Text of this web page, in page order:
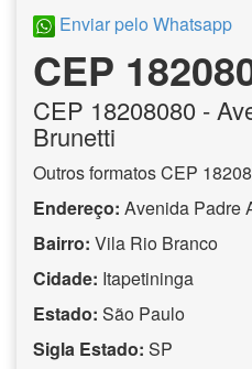
Enviar pelo Whatsapp
CEP
CEP 18208080 -
Brunetti
Outros formatos CEP
Endereço: Avenida Padre
Bairro: Vila Rio Branco
Cidade: Itapetininga
Estado: São Paulo
Sigla Estado: SP